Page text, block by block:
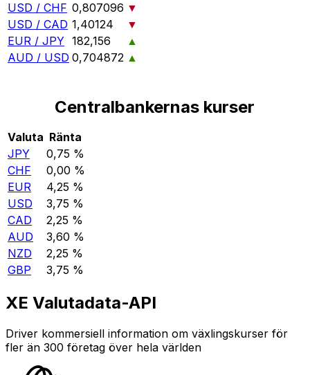
USD / CHF 0,807096 ▼
USD / CAD 1,40124
▼
EUR / JPY 182,156
▲
AUD / USD 0,704872 ▲
Centralbankernas kurser
Valuta Ränta
JPY
0,75 %
CHF
0,00 %
EUR
4,25 %
USD
3,75 %
CAD
2,25 %
AUD
3,60 %
NZD
2,25 %
GBP
3,75 %
XE Valutadata-API
Driver kommersiell information om växlingskurser för
fler än 300 företag över hela världen